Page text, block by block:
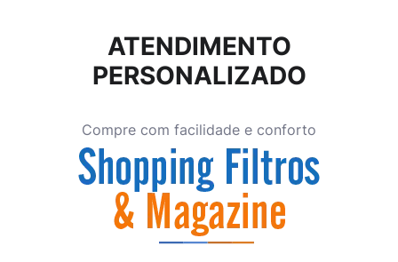
ATENDIMENTO
PERSONALIZADO
Compre com facilidade e conforto